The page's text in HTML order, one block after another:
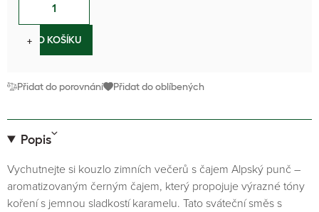
−
+DO KOŠÍKU
Přidat do porovnání Přidat do oblíbených
Popis
Vychutnejte si kouzlo zimních večerů s čajem Alpský punč –
aromatizovaným černým čajem, který propojuje výrazné tóny
koření s jemnou sladkostí karamelu. Tato sváteční směs s